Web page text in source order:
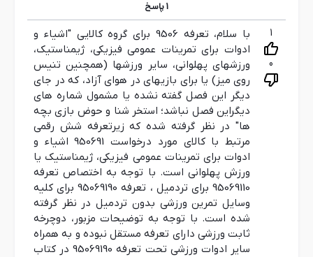
1پاسخ
1
0
با سلام، تعرفه 9506 برای گروه کالایی "اشیاء و
ادوات برای تمرینات عمومی فیزیکی، ژیمناستیک،
ورزشهای پهلوانی، سایر ورزشها (همچنین تنیس
روی میز) یا برای بازیهای در هوای آزاد، که در جای
دیگر این فصل گفته نشده یا مشمول شماره های
دیگراین فصل نباشد؛ استخر شنا و حوض بازی بچه
ها" در نظر گرفته شده که زیرتعرفه شش رقمی
مرتبط با کالای مورد درخواست 950691 اشیاء و
ادوات برای تمرینات عمومی فیزیکی، ژیمناستیک یا
ورزش پهلوانی است. با توجه به اختصاص تعرفه
95069110 برای تردمیل ، تعرفه 95069190 برای کلیه
وسایل تمرین ورزشی بدون تردمیل در نظر گرفته
شده است. با توجه به توضیحات مزبور، دوچرخه
ثابت ورزشی دارای تعرفه مستقل نبوده و به همراه
سایر ادوات ورزشی تحت تعرفه 95069190 در کتاب